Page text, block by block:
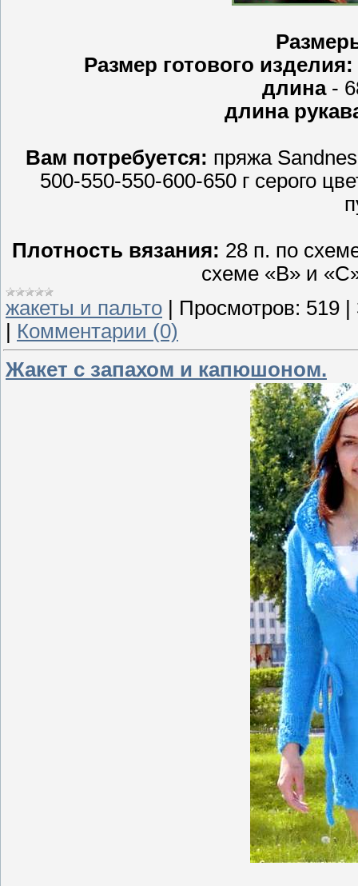
Размер готового изделия:
длина-
длина
Вам потребуется: пряжа
500-550-550-600-650 г серого
Плотность вязания: 28 п. по
схеме «В» и
жакеты и пальто
Просмотров: 519
Комментарии (0)
Жакет с запахом и капюшоном.